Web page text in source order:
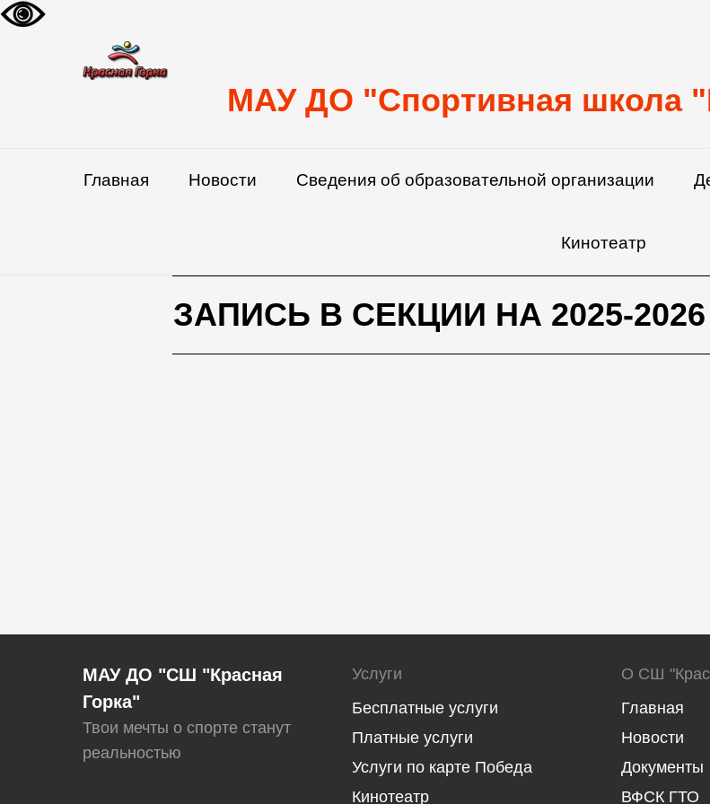
МАУ ДО "Спортивная школа
Главная Новости Сведения об образовательной организации
Кинотеатр
ЗАПИСЬ В СЕКЦИИ НА 2025-
МАУ ДО "СШ "Красная
Горка"
Твои мечты о спорте станут
реальностью
Услуги
Бесплатные услуги
Платные услуги
Услуги по карте Победа
Кинотеатр
О СШ
Главная
Новости
Документы
ВФСК ГТО